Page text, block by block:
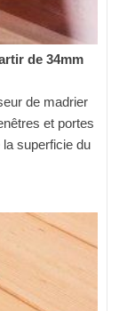
de 34mm
de madrier
et portes
superficie du